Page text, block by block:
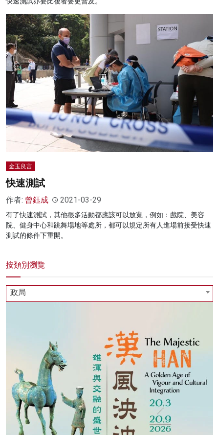
金玉良言
快速測試
作者: 曾鈺成 2021-03-29
有了快速測試，其他很多活動都應該可以放寬，例如：戲院、美容
院、健身中心和跳舞場地等處所，都可以規定所有人進場前接受快速
測試的條件下重開。
按類別瀏覽
政局